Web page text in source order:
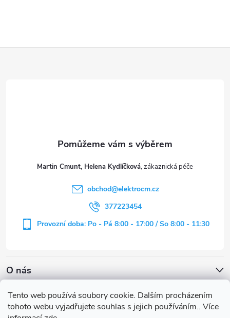
Tento web používá soubory cookie. Dalším procházením
tohoto webu vyjadřujete souhlas s jejich používáním.. Více
O nás
Martin Cmunt, Helena Kydlíčková
obchod@elektrocm.cz
377223454
Provozní doba: Po - Pá 8:00 - 17:00 / So 8:00 - 11:30